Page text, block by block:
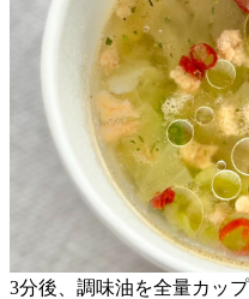
3分後、調味油を全量カッ